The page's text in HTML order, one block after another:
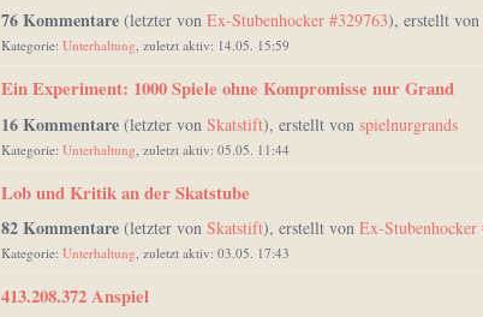
76 Kommentare(letzter von Ex-Stubenhocker #329763), erstellt von
Kategorie: Unterhaltung, zuletzt aktiv: 14.05. 15:59
Ein Experiment: 1000 Spiele ohne Kompromisse nur Grand
16 Kommentare(letzter von Skatstift), erstellt von spielnurgrands
Kategorie: Unterhaltung , zuletzt aktiv: 05.05. 11:44
Lob und Kritik an der Skatstube
82 Kommentare(letzter von Skatstift), erstellt von Ex-Stubenhocker
Kategorie: Unterhaltung, zuletzt aktiv: 03.05. 17:43
413.208.372 Anspiel